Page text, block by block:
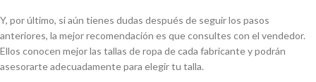
Y, por último, si aún tienes dudas después de seguir los pasos
anteriores, la mejor recomendación es que consultes con el vendedor.
Ellos conocen mejor las tallas de ropa de cada fabricante y podrán
asesorarte adecuadamente para elegir tu talla.